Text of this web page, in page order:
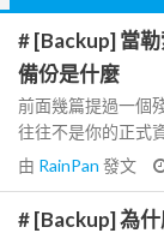
# [Backup] 當
備份是什麼
前面幾篇提過一個
往往不是你的正式
由 RainPan 發文
# [Backup] 為